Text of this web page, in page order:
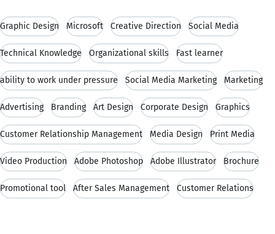
Graphic Design Microsoft Creative Direction Social Media
Technical Knowledge Organizational skills Fast learner
ability to work under pressure Social Media Marketing Marketing
Advertising Branding Art Design Corporate Design Graphics
Customer Relationship Management Media Design Print Media
Video Production Adobe Photoshop Adobe Illustrator Brochure
Promotional tool After Sales Management Customer Relations